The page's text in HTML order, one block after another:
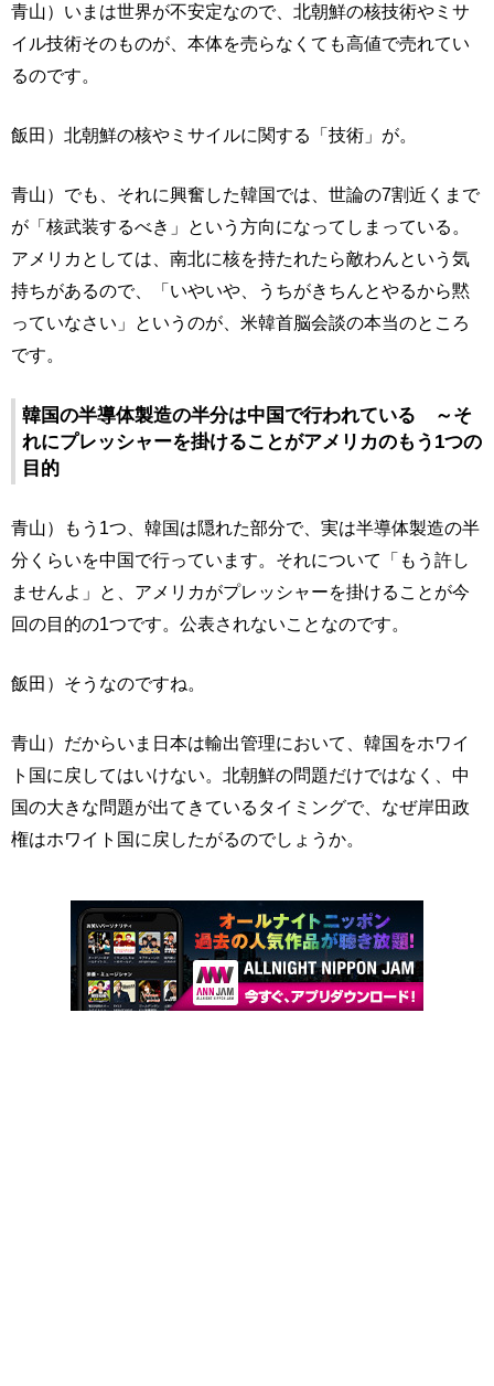
青山）いまは世界が不安定なので、北朝鮮の核技術やミサ
イル技術そのものが、本体を売らなくても高値で売れてい
るのです。
飯田）北朝鮮の核やミサイルに関する「技術」が。
青山）でも、それに興奮した韓国では、世論の7割近くまで
が「核武装するべき」という方向になってしまっている。
アメリカとしては、南北に核を持たれたら敵わんという気
持ちがあるので、「いやいや、うちがきちんとやるから黙
っていなさい」というのが、米韓首脳会談の本当のところ
です。
韓国の半導体製造の半分は中国で行われている ～そ
れにプレッシャーを掛けることがアメリカのもう1つの
目的
青山）もう1つ、韓国は隠れた部分で、実は半導体製造の半
分くらいを中国で行っています。それについて「もう許し
ませんよ」と、アメリカがプレッシャーを掛けることが今
回の目的の1つです。公表されないことなのです。
飯田）そうなのですね。
青山）だからいま日本は輸出管理において、韓国をホワイ
ト国に戻してはいけない。北朝鮮の問題だけではなく、中
国の大きな問題が出てきているタイミングで、なぜ岸田政
権はホワイト国に戻したがるのでしょうか。